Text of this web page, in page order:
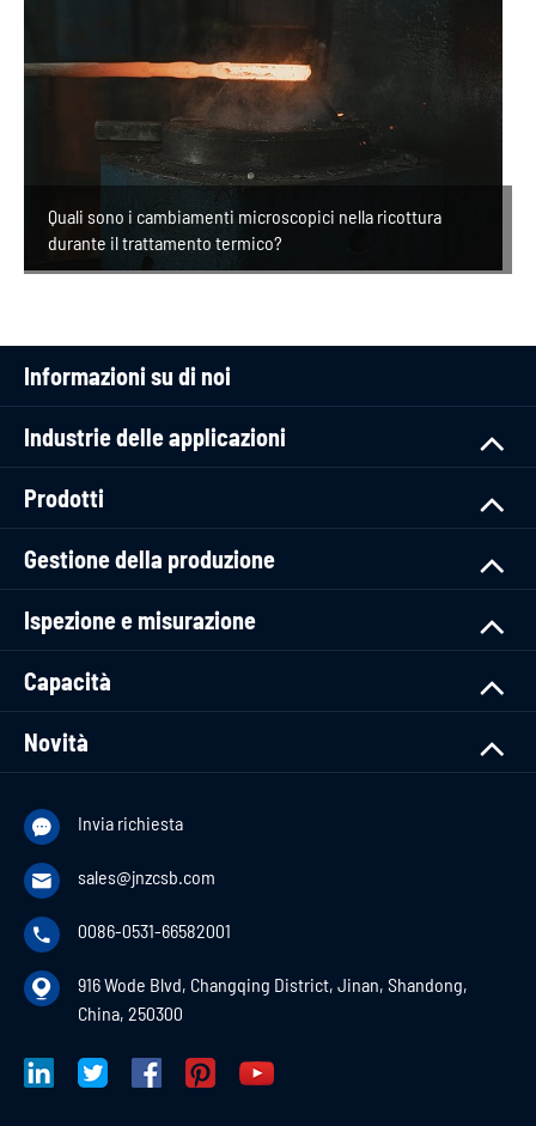
Quali sono i cambiamenti microscopici nella ricottura
durante il trattamento termico?
Informazioni su di noi
Industrie delle applicazioni
Prodotti
Gestione della produzione
Ispezione e misurazione
Capacità
Novità
 Invia richiesta
 sales@jnzcsb.com
 0086-0531-66582001

916 Wode Blvd, Changqing District, Jinan, Shandong,
China, 250300